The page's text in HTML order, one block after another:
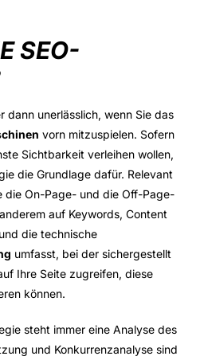
SEO-
dann unerlässlich, wenn Sie das
vorn mitzuspielen. Sofern
Sichtbarkeit verleihen wollen,
die Grundlage dafür. Relevant
die On-Page- und die Off-Page-
auf Keywords, Content
die technische
umfasst, bei der sichergestellt
Ihre Seite zugreifen, diese
können.
steht immer eine Analyse des
und Konkurrenzanalyse sind